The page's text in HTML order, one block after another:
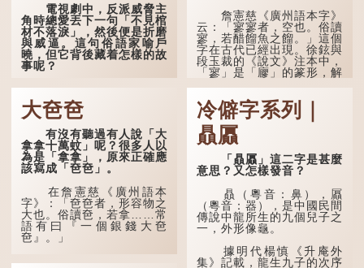
電視劇中，反派威脅主
角時總愛丟下一句「不見棺
材不落淚」，然後便是折磨
與威逼。這句俗語家喻戶
曉，但它背後藏着怎樣的故
事呢？
「不見棺材不落淚」的
原句，有說法是「不見棺材
不下淚」或「不見親棺不下
淚」，出自明朝蘭陵笑笑生
所著的《金瓶梅詞話》第九
十八回。原意是指人未親眼
見到親人棺木，便不會真正
感到悲傷；後來引申為比喻
敗，便不肯罷休。
許多人對這上半句耳熟
能詳，但它其實還有下半句
——「不到黃河心不死」...
詹憲慈《廣州語本字》
云：「寥寥者，空也。俗讀
寥，若醋餾魚之餾。」這個
字在古代已經出現。徐鉉與
段玉裁的《說文》注本中，
「寥」是「廫」的篆形，解
·安期先生》載琊阜老人故
事，以「寥寥安期，虛質高
清」形容空虛無所事事。
大夿夿
有沒有聽過有人說「大
拿拿十萬蚊」呢？很多人以
為是「拿拿」，原來正確應
該寫成「夿夿」。
在詹憲慈《廣州語本
字》：「夿夿者，形容物之
大也。俗讀夿，若拿……常
語有曰『一個銀錢大夿
夿』。」
冷僻字系列｜
贔屭
「贔屭」這二字是甚麼
意思？又怎樣發音？
贔（粵音：鼻），屭
（粵音：器），是中國民間
傳說中龍所生的九個兒子之
一，外形像龜。
據明代楊慎《升庵外
集》記載，龍生九子的次序